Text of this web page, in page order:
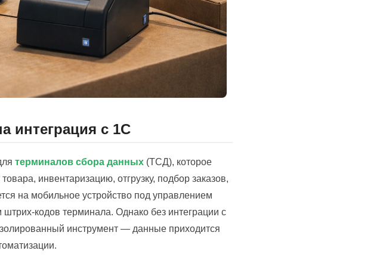
интеграция с 1С
терминалов сбора данных (ТСД), которое
инвентаризацию, отгрузку, подбор заказов,
на мобильное устройство под управлением
кодов терминала. Однако без интеграции с
инструмент — данные приходится